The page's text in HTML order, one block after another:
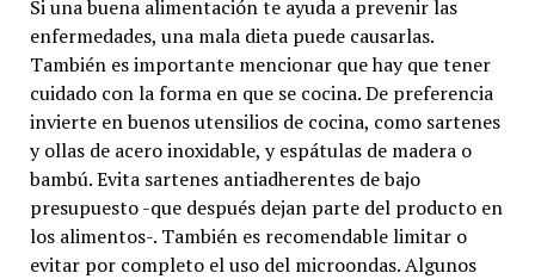
Si una buena alimentación te ayuda a prevenir las
enfermedades, una mala dieta puede causarlas.
También es importante mencionar que hay que tener
cuidado con la forma en que se cocina. De preferencia
invierte en buenos utensilios de cocina, como sartenes
y ollas de acero inoxidable, y espátulas de madera o
bambú. Evita sartenes antiadherentes de bajo
presupuesto -que después dejan parte del producto en
los alimentos-. También es recomendable limitar o
evitar por completo el uso del microondas. Algunos